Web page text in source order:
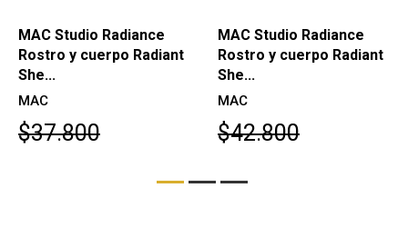
MAC Studio Radiance
Rostro y cuerpo Radiant
She...
MAC
$37.800
MAC Studio Radiance
Rostro y cuerpo Radiant
She...
MAC
$42.800